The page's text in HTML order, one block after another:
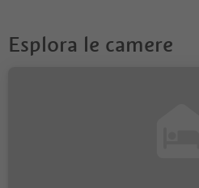
Esplora le camere